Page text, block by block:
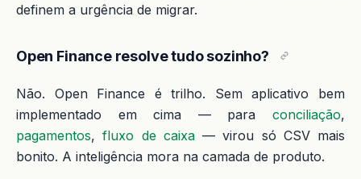
definem a urgência de migrar.
Open Finance resolve tudo sozinho?
Não. Open Finance é trilho. Sem aplicativo bem
implementado em cima — para conciliação,
pagamentos,fluxo de caixa— virou só CSV mais
bonito. A inteligência mora na camada de produto.